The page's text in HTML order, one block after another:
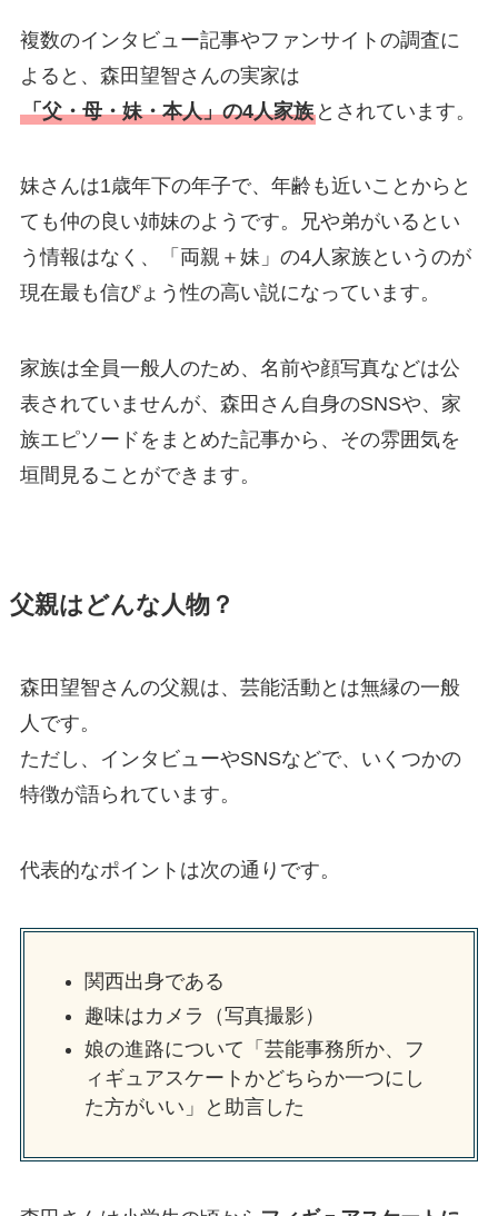
複数のインタビュー記事やファンサイトの調査に
よると、森田望智さんの実家は
「父・母・妹・本人」の4人家族とされています。
妹さんは1歳年下の年子で、年齢も近いことからと
ても仲の良い姉妹のようです。兄や弟がいるとい
う情報はなく、「両親＋妹」の4人家族というのが
現在最も信ぴょう性の高い説になっています。
家族は全員一般人のため、名前や顔写真などは公
表されていませんが、森田さん自身のSNSや、家
族エピソードをまとめた記事から、その雰囲気を
垣間見ることができます。
父親はどんな人物？
森田望智さんの父親は、芸能活動とは無縁の一般
人です。
ただし、インタビューやSNSなどで、いくつかの
特徴が語られています。
代表的なポイントは次の通りです。
関西出身である
趣味はカメラ（写真撮影）
娘の進路について「芸能事務所か、フ
ィギュアスケートかどちらか一つにし
た方がいい」と助言した